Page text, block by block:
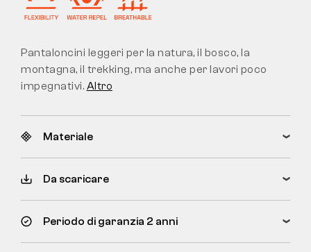
Pantaloncini leggeri per la natura, il bosco, la
montagna, il trekking, ma anche per lavori poco
impegnativi. Altro
Materiale
Da scaricare
Periodo di garanzia 2 anni